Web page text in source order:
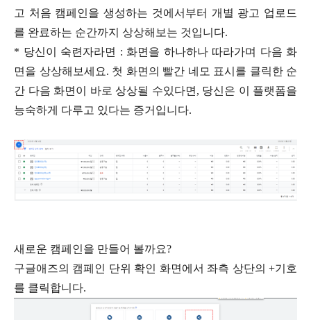
고 처음 캠페인을 생성하는 것에서부터 개별 광고 업로드
를 완료하는 순간까지 상상해보는 것입니다.
* 당신이 숙련자라면 : 화면을 하나하나 따라가며 다음 화
면을 상상해보세요. 첫 화면의 빨간 네모 표시를 클릭한 순
간 다음 화면이 바로 상상될 수있다면 , 당신은 이 플랫폼을
능숙하게 다루고 있다는 증거입니다.
새로운 캠페인을 만들어 볼까요?
구글애즈의 캠페인 단위 확인 화면에서 좌측 상단의 +기호
를 클릭합니다.